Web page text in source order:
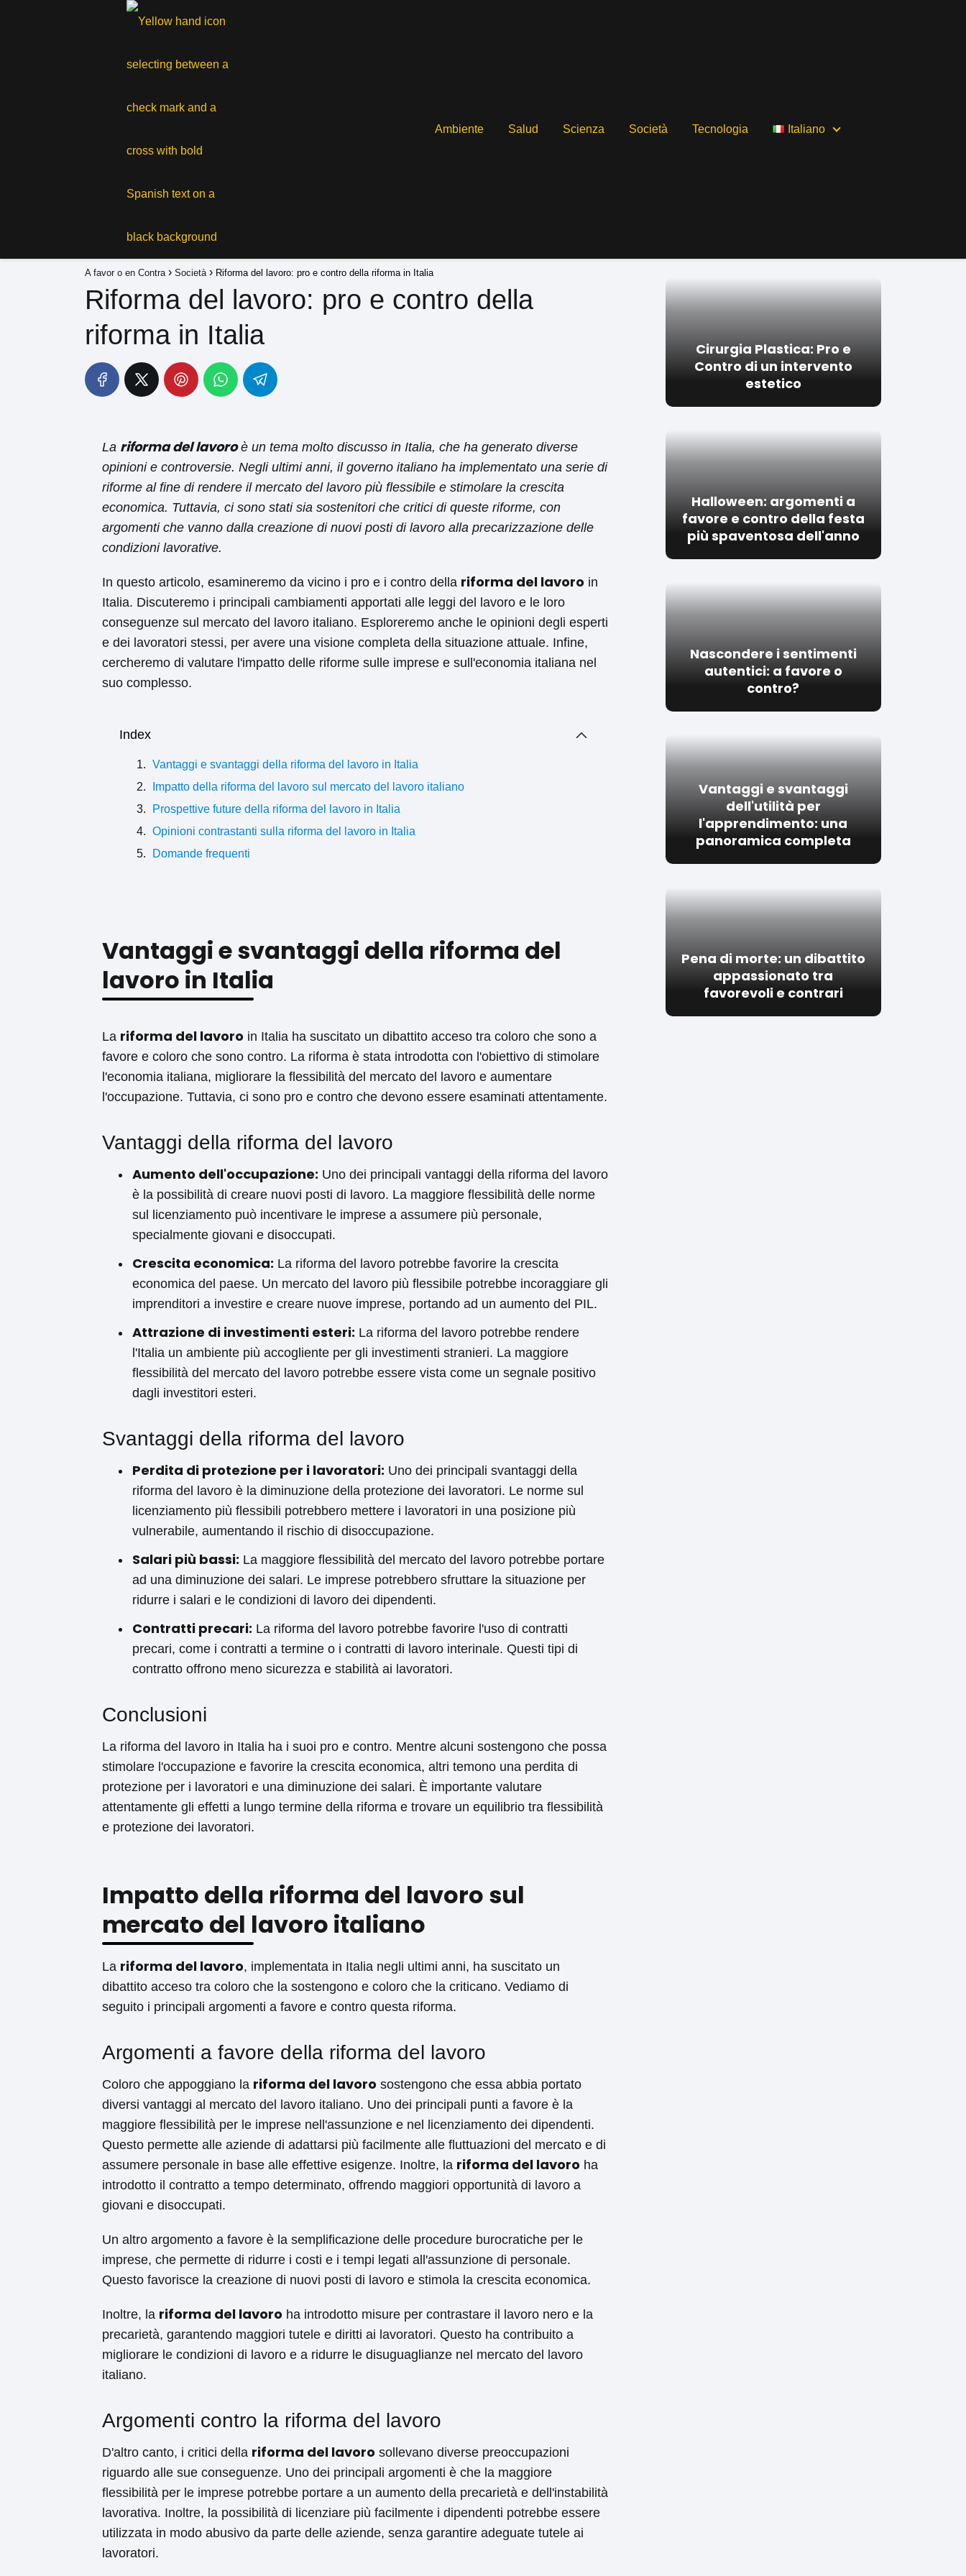
Ambiente Salud Scienza Società Tecnologia Italiano
A favor o en Contra Società Riforma del lavoro: pro e contro della riforma in Italia
Riforma del lavoro: pro e contro della
riforma in Italia
La riforma del lavoroè un tema molto discusso in Italia, che ha generato diverse
opinioni e controversie. Negli ultimi anni, il governo italiano ha implementato una serie di
riforme al fine di rendere il mercato del lavoro più flessibile e stimolare la crescita
economica. Tuttavia, ci sono stati sia sostenitori che critici di queste riforme, con
argomenti che vanno dalla creazione di nuovi posti di lavoro alla precarizzazione delle
condizioni lavorative.
In questo articolo, esamineremo da vicino i pro e i contro della riforma del lavoro in
Italia. Discuteremo i principali cambiamenti apportati alle leggi del lavoro e le loro
conseguenze sul mercato del lavoro italiano. Esploreremo anche le opinioni degli esperti
e dei lavoratori stessi, per avere una visione completa della situazione attuale. Infine,
cercheremo di valutare l'impatto delle riforme sulle imprese e sull'economia italiana nel
suo complesso.
Index
Vantaggi e svantaggi della riforma del lavoro in Italia
Impatto della riforma del lavoro sul mercato del lavoro italiano
Prospettive future della riforma del lavoro in Italia
Opinioni contrastanti sulla riforma del lavoro in Italia
Domande frequenti
Vantaggi e svantaggi della riforma del
lavoro in Italia
La riforma del lavoro in Italia ha suscitato un dibattito acceso tra coloro che sono a
favore e coloro che sono contro. La riforma è stata introdotta con l'obiettivo di stimolare
l'economia italiana, migliorare la flessibilità del mercato del lavoro e aumentare
l'occupazione. Tuttavia, ci sono pro e contro che devono essere esaminati attentamente.
Vantaggi della riforma del lavoro
Aumento dell'occupazione: Uno dei principali vantaggi della riforma del lavoro
è la possibilità di creare nuovi posti di lavoro. La maggiore flessibilità delle norme
sul licenziamento può incentivare le imprese a assumere più personale,
specialmente giovani e disoccupati.
Crescita economica: La riforma del lavoro potrebbe favorire la crescita
economica del paese. Un mercato del lavoro più flessibile potrebbe incoraggiare gli
imprenditori a investire e creare nuove imprese, portando ad un aumento del PIL.
Attrazione di investimenti esteri: La riforma del lavoro potrebbe rendere
l'Italia un ambiente più accogliente per gli investimenti stranieri. La maggiore
flessibilità del mercato del lavoro potrebbe essere vista come un segnale positivo
dagli investitori esteri.
Svantaggi della riforma del lavoro
Perdita di protezione per i lavoratori: Uno dei principali svantaggi della
riforma del lavoro è la diminuzione della protezione dei lavoratori. Le norme sul
licenziamento più flessibili potrebbero mettere i lavoratori in una posizione più
vulnerabile, aumentando il rischio di disoccupazione.
Salari più bassi: La maggiore flessibilità del mercato del lavoro potrebbe portare
ad una diminuzione dei salari. Le imprese potrebbero sfruttare la situazione per
ridurre i salari e le condizioni di lavoro dei dipendenti.
Contratti precari: La riforma del lavoro potrebbe favorire l'uso di contratti
precari, come i contratti a termine o i contratti di lavoro interinale. Questi tipi di
contratto offrono meno sicurezza e stabilità ai lavoratori.
Conclusioni
La riforma del lavoro in Italia ha i suoi pro e contro. Mentre alcuni sostengono che possa
stimolare l'occupazione e favorire la crescita economica, altri temono una perdita di
protezione per i lavoratori e una diminuzione dei salari. È importante valutare
attentamente gli effetti a lungo termine della riforma e trovare un equilibrio tra flessibilità
e protezione dei lavoratori.
Impatto della riforma del lavoro sul
mercato del lavoro italiano
La riforma del lavoro, implementata in Italia negli ultimi anni, ha suscitato un
dibattito acceso tra coloro che la sostengono e coloro che la criticano. Vediamo di
seguito i principali argomenti a favore e contro questa riforma.
Argomenti a favore della riforma del lavoro
Coloro che appoggiano la riforma del lavoro sostengono che essa abbia portato
diversi vantaggi al mercato del lavoro italiano. Uno dei principali punti a favore è la
maggiore flessibilità per le imprese nell'assunzione e nel licenziamento dei dipendenti.
Questo permette alle aziende di adattarsi più facilmente alle fluttuazioni del mercato e di
assumere personale in base alle effettive esigenze. Inoltre, la riforma del lavoro ha
introdotto il contratto a tempo determinato, offrendo maggiori opportunità di lavoro a
giovani e disoccupati.
Un altro argomento a favore è la semplificazione delle procedure burocratiche per le
imprese, che permette di ridurre i costi e i tempi legati all'assunzione di personale.
Questo favorisce la creazione di nuovi posti di lavoro e stimola la crescita economica.
Inoltre, la riforma del lavoro ha introdotto misure per contrastare il lavoro nero e la
precarietà, garantendo maggiori tutele e diritti ai lavoratori. Questo ha contribuito a
migliorare le condizioni di lavoro e a ridurre le disuguaglianze nel mercato del lavoro
italiano.
Argomenti contro la riforma del lavoro
D'altro canto, i critici della riforma del lavoro sollevano diverse preoccupazioni
riguardo alle sue conseguenze. Uno dei principali argomenti è che la maggiore
flessibilità per le imprese potrebbe portare a un aumento della precarietà e dell'instabilità
lavorativa. Inoltre, la possibilità di licenziare più facilmente i dipendenti potrebbe essere
utilizzata in modo abusivo da parte delle aziende, senza garantire adeguate tutele ai
lavoratori.
Cirurgia Plastica: Pro e
Contro di un intervento
estetico
Halloween: argomenti a
favore e contro della festa
più spaventosa dell'anno
Nascondere i sentimenti
autentici: a favore o
contro?
Vantaggi e svantaggi
dell'utilità per
l'apprendimento: una
panoramica completa
Pena di morte: un dibattito
appassionato tra
favorevoli e contrari